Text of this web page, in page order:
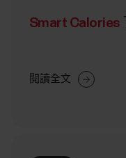
Smart Calories
閱讀全文